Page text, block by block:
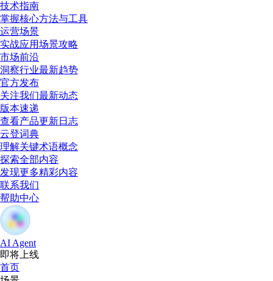
技术指南
掌握核心方法与工具
运营场景
实战应用场景攻略
市场前沿
洞察行业最新趋势
官方发布
关注我们最新动态
版本速递
查看产品更新日志
云登词典
理解关键术语概念
探索全部内容
发现更多精彩内容
联系我们
帮助中心
AI Agent
即将上线
首页